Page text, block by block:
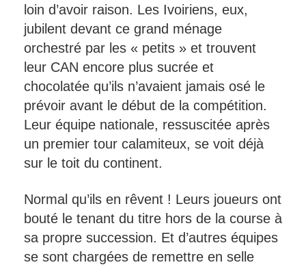
loin d’avoir raison. Les Ivoiriens, eux,
jubilent devant ce grand ménage
orchestré par les « petits » et trouvent
leur CAN encore plus sucrée et
chocolatée qu’ils n’avaient jamais osé le
prévoir avant le début de la compétition.
Leur équipe nationale, ressuscitée après
un premier tour calamiteux, se voit déjà
sur le toit du continent.
Normal qu’ils en rêvent ! Leurs joueurs ont
bouté le tenant du titre hors de la course à
sa propre succession. Et d’autres équipes
se sont chargées de remettre en selle